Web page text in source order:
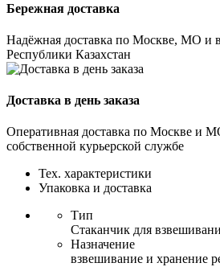
Бережная доставка
Надёжная доставка по Москве, МО и
Республики Казахстан
Доставка в день заказа
Оперативная доставка по Москве и
собственной курьерской службе
Тех. характеристики
Упаковка и доставка
Тип
Стаканчик для
Назначение
взвешивание и хранение